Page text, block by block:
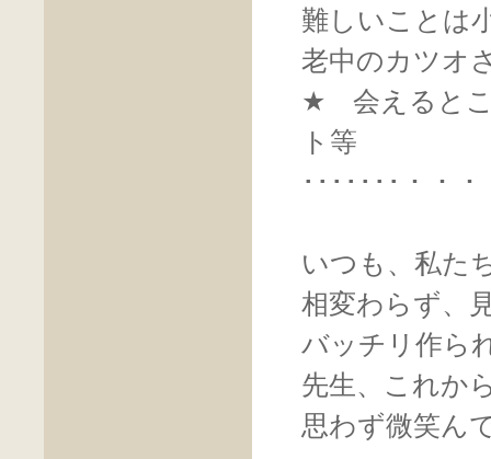
難しいことは
老中のカツオ
★ 会えると
ト等
･･･････・・
いつも、私た
相変わらず、
バッチリ作ら
先生、これか
思わず微笑ん